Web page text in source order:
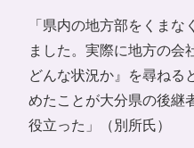
「県内の地方部をくま
ました。実際に地方の会
どんな状況か』を尋ねる
めたことが大分県の後継
役立った」（別所氏）